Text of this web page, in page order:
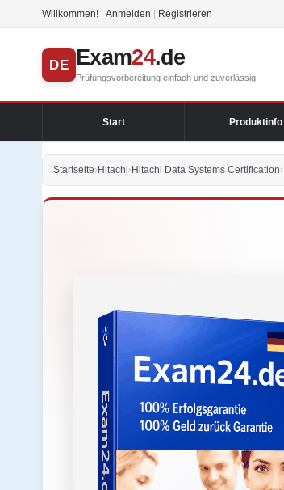
Willkommen! Anmelden Registrieren
DE Exam24.de
Prüfungsvorbereitung einfach und zuverlässig
Start Produktinfo
Startseite›Hitachi›Hitachi Data Systems Certification›